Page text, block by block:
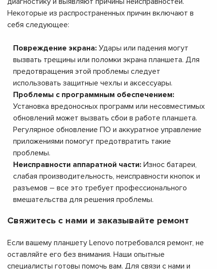
Некоторые из распространенных причин включают в
себя следующее:
Повреждение экрана: Удары или падения могут
вызвать трещины или поломки экрана планшета. Для
предотвращения этой проблемы следует
использовать защитные чехлы и аксессуары.
Проблемы с программным обеспечением:
Установка вредоносных программ или несовместимых
обновлений может вызвать сбои в работе планшета.
Регулярное обновление ПО и аккуратное управление
приложениями помогут предотвратить такие
проблемы.
Неисправности аппаратной части: Износ батареи,
слабая производительность, неисправности кнопок и
разъемов – все это требует профессионального
вмешательства для решения проблемы.
Свяжитесь с нами и заказывайте ремонт
Если вашему планшету Lenovo потребовался ремонт, не
оставляйте его без внимания. Наши опытные
специалисты готовы помочь вам. Для связи с нами и